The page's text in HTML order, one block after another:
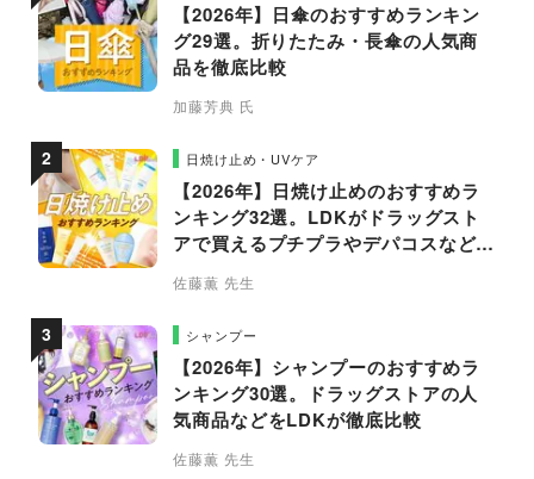
【2026年】日傘のおすすめランキン
グ29選。折りたたみ・長傘の人気商
品を徹底比較
加藤芳典 氏
日焼け止め・UVケア
【2026年】日焼け止めのおすすめラ
ンキング32選。LDKがドラッグスト
アで買えるプチプラやデパコスなどの
佐藤薫 先生
シャンプー
【2026年】シャンプーのおすすめラ
ンキング30選。ドラッグストアの人
気商品などをLDKが徹底比較
佐藤薫 先生